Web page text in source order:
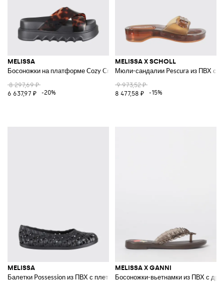
MELISSA
Босоножки на платформе Cozy Cross Platform AD из ПВХ с
8 297,69 ₽
6 637,97 ₽
-20%
MELISSA X SCHOLL
Мюли-сандалии Pescura из ПВХ с
9 973,52 ₽
8 477,58 ₽
-15%
MELISSA
Балетки Possession из ПВХ с плетеным и перфорированным дизайном
MELISSA X GANNI
Босоножки-вьетнамки из ПВХ с